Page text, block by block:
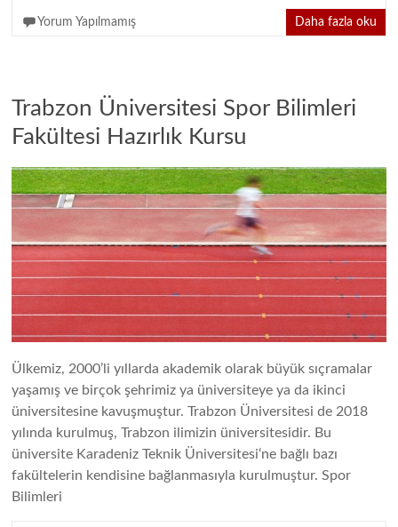
Yorum Yapılmamış Daha fazla oku
Trabzon Üniversitesi Spor Bilimleri
Fakültesi Hazırlık Kursu
Ülkemiz, 2000’li yıllarda akademik olarak büyük sıçramalar
yaşamış ve birçok şehrimiz ya üniversiteye ya da ikinci
üniversitesine kavuşmuştur. Trabzon Üniversitesi de 2018
yılında kurulmuş, Trabzon ilimizin üniversitesidir. Bu
üniversite Karadeniz Teknik Üniversitesi‘ne bağlı bazı
fakültelerin kendisine bağlanmasıyla kurulmuştur. Spor
Bilimleri